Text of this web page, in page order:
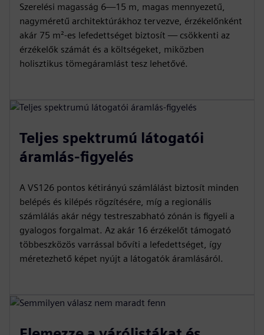
Szerelési magasság 6—15 m, magas mennyezetű,
nagyméretű architektúrákhoz tervezve, érzékelőnként
akár 75 m²-es lefedettséget biztosít — csökkenti az
érzékelők számát és a költségeket, miközben
holisztikus tömegáramlást tesz lehetővé.
Teljes spektrumú látogatói
áramlás-figyelés
A VS126 pontos kétirányú számlálást biztosít minden
belépés és kilépés rögzítésére, míg a regionális
számlálás akár négy testreszabható zónán is figyeli a
gyalogos forgalmat. Az akár 16 érzékelőt támogató
többeszközös varrással bővíti a lefedettséget, így
méretezhető képet nyújt a látogatók áramlásáról.